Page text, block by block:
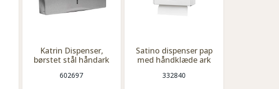
Katrin Dispenser,
børstet stål håndark
602697
Satino dispenser pap
med håndklæde ark
332840